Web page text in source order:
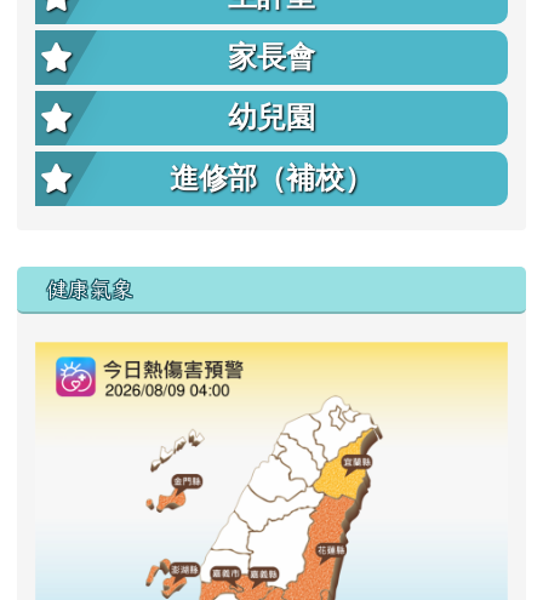
家長會
幼兒園
進修部（補校）
右邊區域內容
健康氣象